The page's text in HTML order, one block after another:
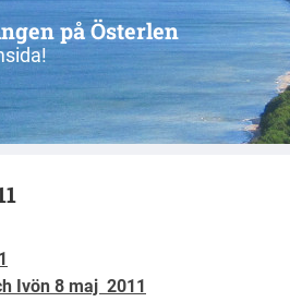
Nu & då
Kontakt
Länkar
på Österlen
Ivön 8 maj 2011